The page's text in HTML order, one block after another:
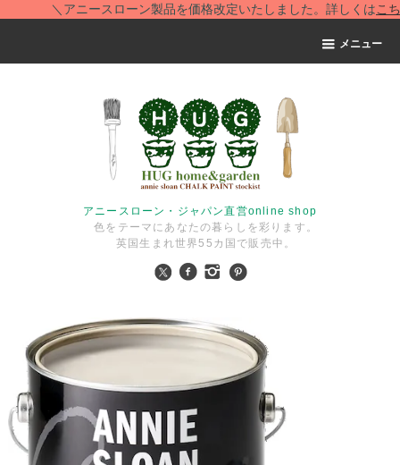
＼アニースローン製品を価格改定いたしました。詳しくは こちら
メニュー
アニースローン・ジャパン直営online shop
色をテーマにあなたの暮らしを彩ります。
英国生まれ世界55カ国で販売中。